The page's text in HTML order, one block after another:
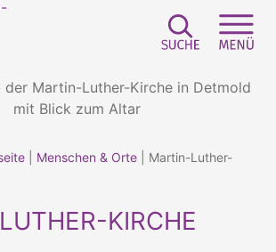
Menschen & Orte
Martin-Luther-
KIRCHE